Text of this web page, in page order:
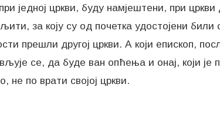
једној цркви, буду намјештени, при
за коју су од почетка удостојени
прешли другој цркви. А који епископ,
се, да буде ван опћења и онај, који је
не по врати својој цркви.